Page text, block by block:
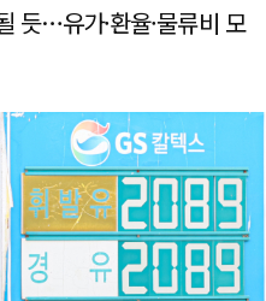
듯…유가·환율·물류비 모